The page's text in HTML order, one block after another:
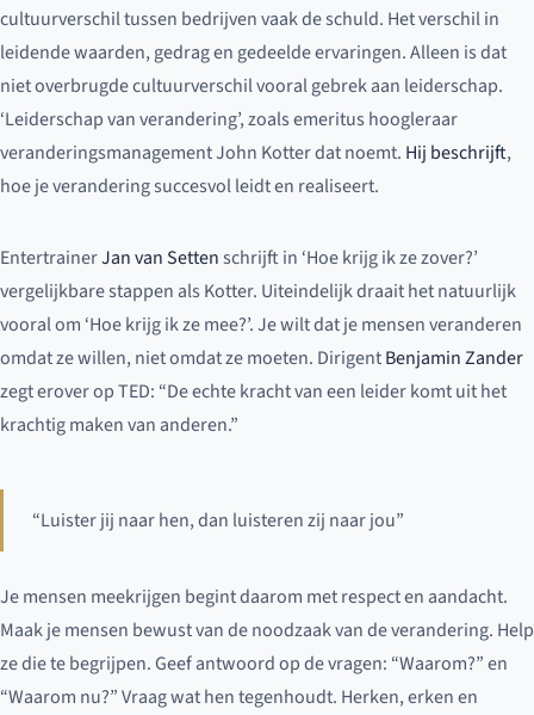
cultuurverschil tussen bedrijven vaak de schuld. Het verschil in
leidende waarden, gedrag en gedeelde ervaringen. Alleen is dat
niet overbrugde cultuurverschil vooral gebrek aan leiderschap.
‘Leiderschap van verandering’, zoals emeritus hoogleraar
veranderingsmanagement John Kotter dat noemt. Hij beschrijft,
hoe je verandering succesvol leidt en realiseert.
EntertrainerJan van Settenschrijft in ‘Hoe krijg ik ze zover?’
vergelijkbare stappen als Kotter. Uiteindelijk draait het natuurlijk
vooral om ‘Hoe krijg ik ze mee?’. Je wilt dat je mensen veranderen
omdat ze willen, niet omdat ze moeten. DirigentBenjamin Zander
zegt erover op TED: “De echte kracht van een leider komt uit het
krachtig maken van anderen.”
“Luister jij naar hen, dan luisteren zij naar jou”
Je mensen meekrijgen begint daarom met respect en aandacht.
Maak je mensen bewust van de noodzaak van de verandering. Help
ze die te begrijpen. Geef antwoord op de vragen: “Waarom?” en
“Waarom nu?” Vraag wat hen tegenhoudt. Herken, erken en